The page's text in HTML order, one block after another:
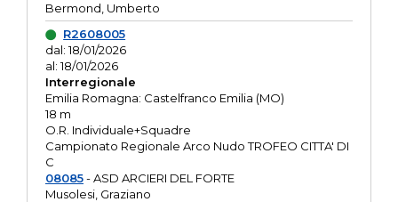
Bermond, Umberto
R2608005
dal: 18/01/2026
al: 18/01/2026
Interregionale
Emilia Romagna: Castelfranco Emilia (MO)
18 m
O.R. Individuale+Squadre
Campionato Regionale Arco Nudo TROFEO CITTA' DI
C
08085- ASD ARCIERI DEL FORTE
Musolesi, Graziano